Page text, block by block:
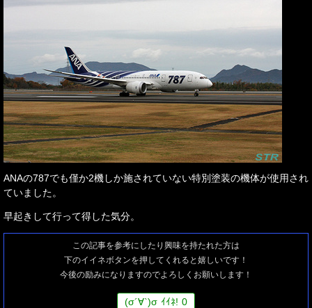
ANAの787でも僅か2機しか施されていない特別塗装の機体が使用され
ていました。
早起きして行って得した気分。
この記事を参考にしたり興味を持たれた方は
下のイイネボタンを押してくれると嬉しいです！
今後の励みになりますのでよろしくお願いします！
(σ´∀`)σ ｲｲﾈ! 0